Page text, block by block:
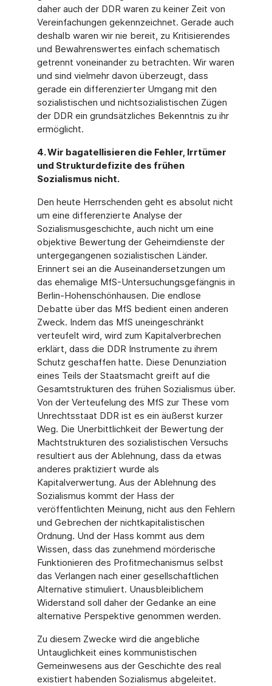
daher auch der DDR waren zu keiner Zeit von
Vereinfachungen gekennzeichnet. Gerade auch
deshalb waren wir nie bereit, zu Kritisierendes
und Bewahrenswertes einfach schematisch
getrennt voneinander zu betrachten. Wir waren
und sind vielmehr davon überzeugt, dass
gerade ein differenzierter Umgang mit den
sozialistischen und nichtsozialistischen Zügen
der DDR ein grundsätzliches Bekenntnis zu ihr
ermöglicht.
4. Wir bagatellisieren die Fehler, Irrtümer
und Strukturdefizite des frühen
Sozialismus nicht.
Den heute Herrschenden geht es absolut nicht
um eine differenzierte Analyse der
Sozialismusgeschichte, auch nicht um eine
objektive Bewertung der Geheimdienste der
untergegangenen sozialistischen Länder.
Erinnert sei an die Auseinandersetzungen um
das ehemalige MfS-Untersuchungsgefängnis in
Berlin-Hohenschönhausen. Die endlose
Debatte über das MfS bedient einen anderen
Zweck. Indem das MfS uneingeschränkt
verteufelt wird, wird zum Kapitalverbrechen
erklärt, dass die DDR Instrumente zu ihrem
Schutz geschaffen hatte. Diese Denunziation
eines Teils der Staatsmacht greift auf die
Gesamtstrukturen des frühen Sozialismus über.
Von der Verteufelung des MfS zur These vom
Unrechtsstaat DDR ist es ein äußerst kurzer
Weg. Die Unerbittlichkeit der Bewertung der
Machtstrukturen des sozialistischen Versuchs
resultiert aus der Ablehnung, dass da etwas
anderes praktiziert wurde als
Kapitalverwertung. Aus der Ablehnung des
Sozialismus kommt der Hass der
veröffentlichten Meinung, nicht aus den Fehlern
und Gebrechen der nichtkapitalistischen
Ordnung. Und der Hass kommt aus dem
Wissen, dass das zunehmend mörderische
Funktionieren des Profitmechanismus selbst
das Verlangen nach einer gesellschaftlichen
Alternative stimuliert. Unausbleiblichem
Widerstand soll daher der Gedanke an eine
alternative Perspektive genommen werden.
Zu diesem Zwecke wird die angebliche
Untauglichkeit eines kommunistischen
Gemeinwesens aus der Geschichte des real
existiert habenden Sozialismus abgeleitet.